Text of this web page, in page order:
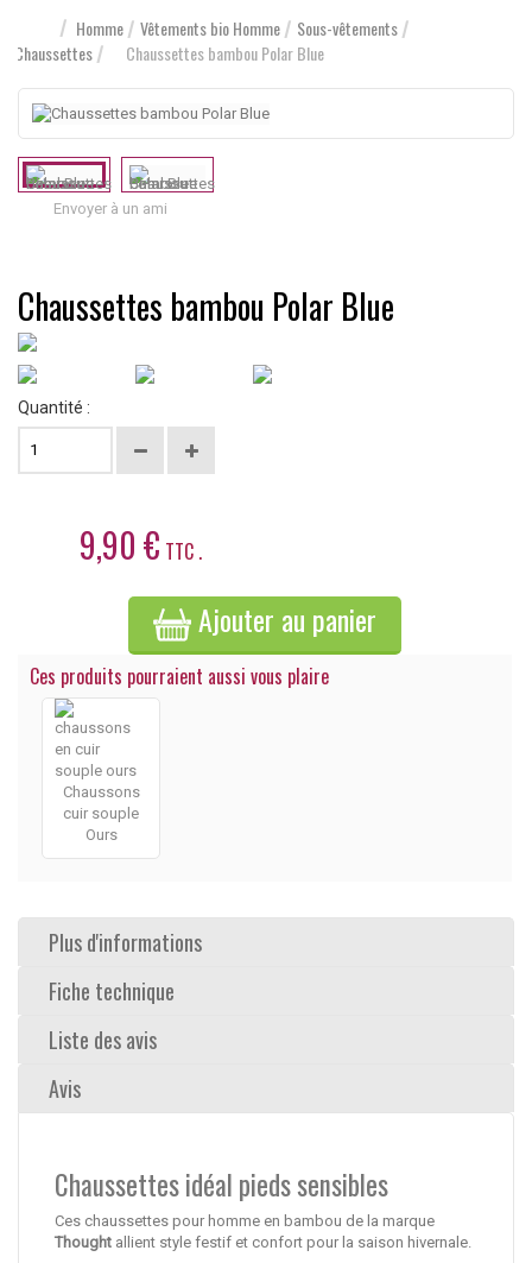
Homme Vêtements bio Homme
Sous-vêtements
Chaussettes
Chaussettes bambou Polar Blue
Envoyer à un ami
Chaussettes bambou Polar Blue
Quantité :
9,90 € TTC .
Ajouter au panier
Ces produits pourraient aussi vous plaire
Chaussons
cuir souple
Ours
Plus d'informations
Fiche technique
Liste des avis
Avis
Chaussettes idéal pieds sensibles
Ces chaussettes pour homme en bambou de la marque
Thought allient style festif et confort pour la saison hivernale.